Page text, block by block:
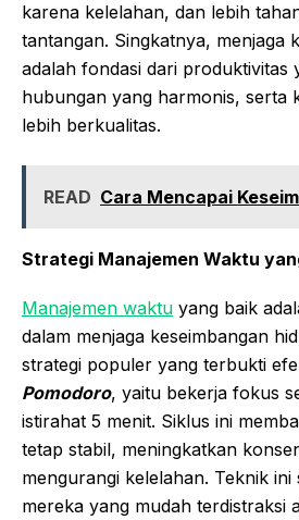
karena kelelahan, dan lebih
tantangan. Singkatnya, menjaga
adalah fondasi dari produktivitas
hubungan yang harmonis, serta
lebih berkualitas.
READ Cara Mencapai
Strategi Manajemen Waktu
Manajemen waktu yang baik
dalam menjaga keseimbangan
strategi populer yang terbukti
Pomodoro, yaitu bekerja fokus
istirahat 5 menit. Siklus ini
tetap stabil, meningkatkan
mengurangi kelelahan. Teknik
mereka yang mudah terdistraksi